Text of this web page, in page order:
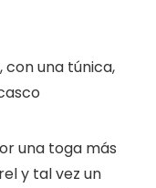
con una túnica,
una toga más
y tal vez un